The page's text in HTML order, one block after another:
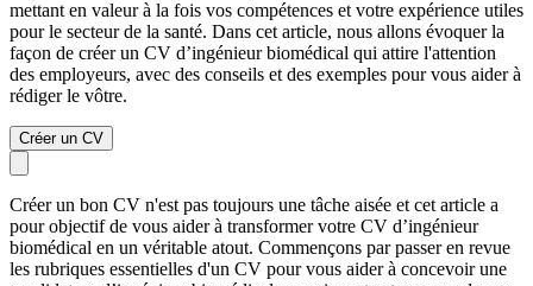
mettant en valeur à la fois vos compétences et votre expérience utiles
pour le secteur de la santé. Dans cet article, nous allons évoquer la
façon de créer un CV d’ingénieur biomédical qui attire l'attention
des employeurs, avec des conseils et des exemples pour vous aider à
rédiger le vôtre.
Créer un CV
Créer un bon CV n'est pas toujours une tâche aisée et cet article a
pour objectif de vous aider à transformer votre CV d’ingénieur
biomédical en un véritable atout. Commençons par passer en revue
les rubriques essentielles d'un CV pour vous aider à concevoir une